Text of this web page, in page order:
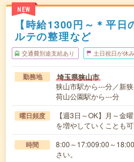
NEW
【時給1300円～＊平
ルテの整理など
交通費別途支給あり 土日祝日が休み
勤務地 埼玉県狭山市
狭山市駅から---分／新
荷山公園駅から---分
曜日頻度
【週3日～OK】月～金
を増やしていくことも
時間
8:00～17:009:00～
さい。